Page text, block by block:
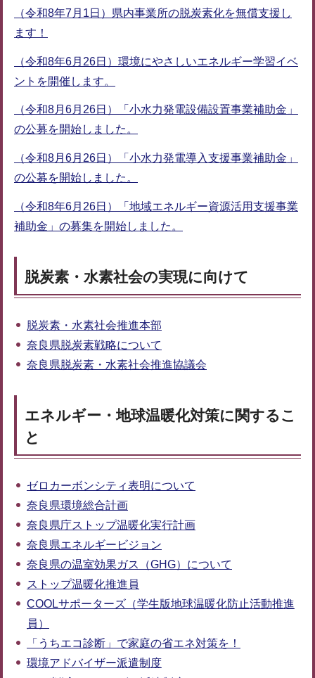
（令和8年7月1日）県内事業所の脱炭素化を無償支援し
ます！
（令和8年6月26日）環境にやさしいエネルギー学習イベ
ントを開催します。
（令和8月6月26日）「小水力発電設備設置事業補助金」
の公募を開始しました。
（令和8月6月26日）「小水力発電導入支援事業補助金」
の公募を開始しました。
（令和8年6月26日）「地域エネルギー資源活用支援事業
補助金」の募集を開始しました。
脱炭素・水素社会の実現に向けて
脱炭素・水素社会推進本部
奈良県脱炭素戦略について
奈良県脱炭素・水素社会推進協議会
エネルギー・地球温暖化対策に関するこ
と
ゼロカーボンシティ表明について
奈良県環境総合計画
奈良県庁ストップ温暖化実行計画
奈良県エネルギービジョン
奈良県の温室効果ガス（GHG）について
ストップ温暖化推進員
COOLサポーターズ （学生版地球温暖化防止活動推進
員）
「うちエコ診断」で家庭の省エネ対策を！
環境アドバイザー派遣制度